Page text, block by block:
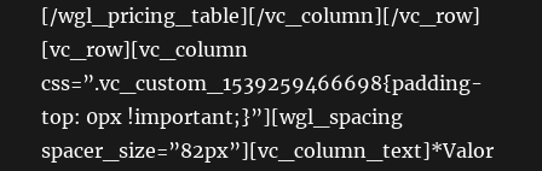
[/wgl_pricing_table][/vc_column][/vc_row]
[vc_row][vc_column
css=”.vc_custom_1539259466698{padding-
top: 0px !important;}”][wgl_spacing
spacer_size=”82px”][vc_column_text]*Valor